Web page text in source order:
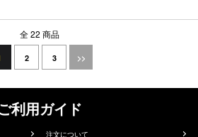
全 22 商品
2 3 >>
利用ガイド
注文について